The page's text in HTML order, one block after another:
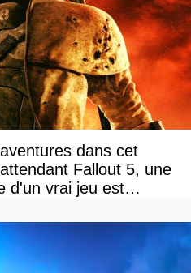
dans cet
Fallout 5, une
d'un vrai jeu est